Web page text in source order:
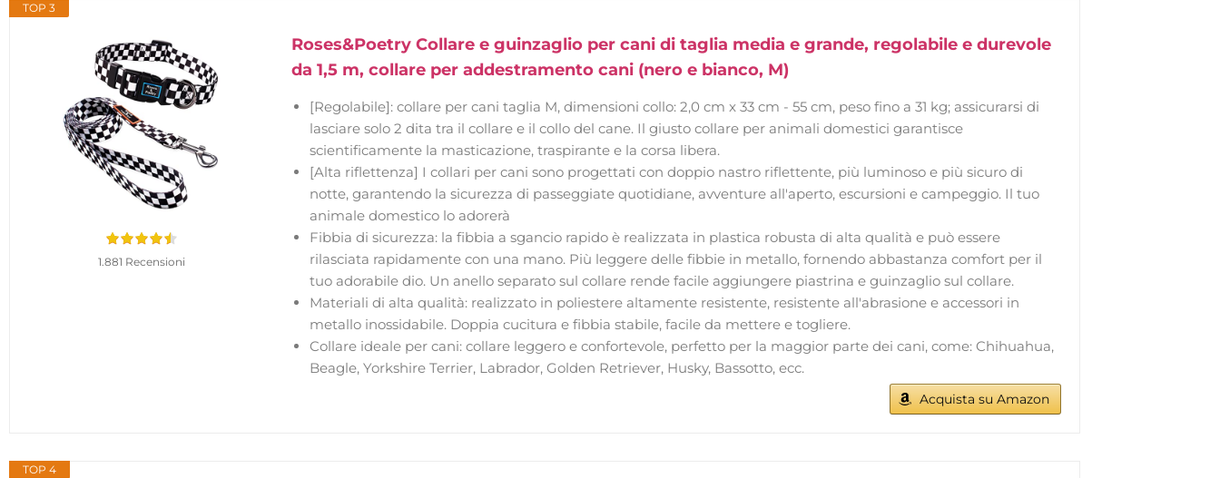
TOP 3
1.881 Recensioni
Roses&Poetry Collare e guinzaglio per cani di taglia media e grande, regolabile e durevole
da 1,5 m, collare per addestramento cani (nero e bianco, M)
[Regolabile]: collare per cani taglia M, dimensioni collo: 2,0 cm x 33 cm - 55 cm, peso fino a 31 kg; assicurarsi di
lasciare solo 2 dita tra il collare e il collo del cane. Il giusto collare per animali domestici garantisce
scientificamente la masticazione, traspirante e la corsa libera.
[Alta riflettenza] I collari per cani sono progettati con doppio nastro riflettente, più luminoso e più sicuro di
notte, garantendo la sicurezza di passeggiate quotidiane, avventure all'aperto, escursioni e campeggio. Il tuo
animale domestico lo adorerà
Fibbia di sicurezza: la fibbia a sgancio rapido è realizzata in plastica robusta di alta qualità e può essere
rilasciata rapidamente con una mano. Più leggere delle fibbie in metallo, fornendo abbastanza comfort per il
tuo adorabile dio. Un anello separato sul collare rende facile aggiungere piastrina e guinzaglio sul collare.
Materiali di alta qualità: realizzato in poliestere altamente resistente, resistente all'abrasione e accessori in
metallo inossidabile. Doppia cucitura e fibbia stabile, facile da mettere e togliere.
Collare ideale per cani: collare leggero e confortevole, perfetto per la maggior parte dei cani, come: Chihuahua,
Beagle, Yorkshire Terrier, Labrador, Golden Retriever, Husky, Bassotto, ecc.
Acquista su Amazon
TOP 4